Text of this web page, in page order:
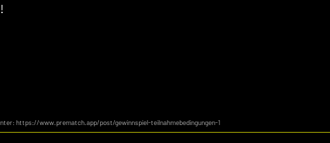
https://www.prematch.app/post/gewinnspiel-teilnahmebedingungen-1